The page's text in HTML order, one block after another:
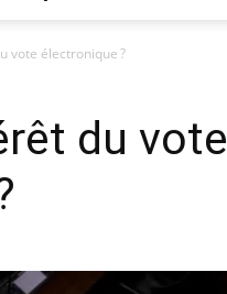
vote électronique ?
du vote